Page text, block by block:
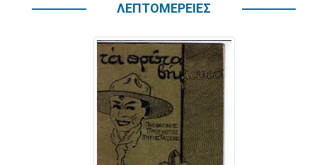
ΛΕΠΤΟΜΕΡΕΙΕΣ